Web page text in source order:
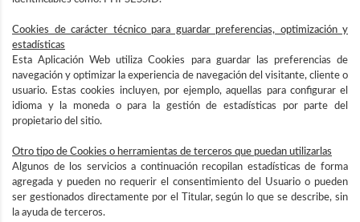
Cookies de carácter técnico para guardar preferencias, optimización y
estadísticas
Esta Aplicación Web utiliza Cookies para guardar las preferencias de
navegación y optimizar la experiencia de navegación del visitante, cliente o
usuario. Estas cookies incluyen, por ejemplo, aquellas para configurar el
idioma y la moneda o para la gestión de estadísticas por parte del
propietario del sitio.
Otro tipo de Cookies o herramientas de terceros que puedan utilizarlas
Algunos de los servicios a continuación recopilan estadísticas de forma
agregada y pueden no requerir el consentimiento del Usuario o pueden
ser gestionados directamente por el Titular, según lo que se describe, sin
la ayuda de terceros.